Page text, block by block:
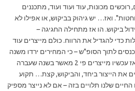
מכונות, עוד ועוד ועוד, מתכננים
ואז… יש גיהוק בביקוש, או אפילו לא
ביקוש. הו אז מתחילה החגיגה –
כדי להגדיל את הרווח. כולם מייצרים עוד
לתוך הסופ"ש – כי המחירים ירדו משנה
שעברה ועכשיו צריך לייצר יותר כדי להגיע לרווח שהיה בשנה שעברה. אז עכשיו מייצרים פי 2 מאשר בשנה שעברה
את הייצור ביחד, והביקוש, קצת… תקוע
שלנו תלויים בזה – אם לא נייצר מספיק